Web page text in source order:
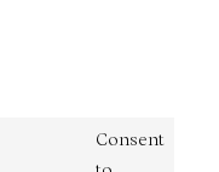
Consent